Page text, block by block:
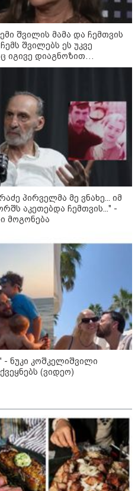
15 წლით უფროს
კაბაევას
როგორ
/ 08-08-2026
დავთმე, მაგრამ
- არა. ვერ იჯერებენ
თუ ვარ" - როგორ
ახალგაზრდა ქალი,
/ 08-08-2026
ასე ვარ..
ვარ შეყვარებული
- გაიცანით
გუიმჯიანი, ქართულ
და საქართველოზე
სომეხი ბიჭი
შვილის მამა და ჩემთვის
შვილებს ეს უკვე
იგივე დიაგნოზით
ემოციური მოგონება
პირველმა მე ვნახე... იმ
აკეთებდა ჩემთვის..." -
მოგონება
- ნუკი კოშკელიშვილი
(ვიდეო)